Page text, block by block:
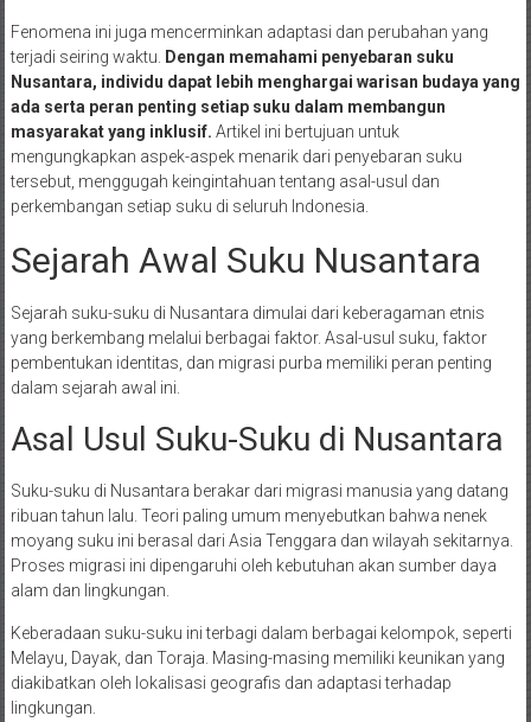
Fenomena ini juga mencerminkan adaptasi dan perubahan yang
terjadi seiring waktu. Dengan memahami penyebaran suku
Nusantara, individu dapat lebih menghargai warisan budaya yang
ada serta peran penting setiap suku dalam membangun
masyarakat yang inklusif. Artikel ini bertujuan untuk
mengungkapkan aspek-aspek menarik dari penyebaran suku
tersebut, menggugah keingintahuan tentang asal-usul dan
perkembangan setiap suku di seluruh Indonesia.
Sejarah Awal Suku Nusantara
Sejarah suku-suku di Nusantara dimulai dari keberagaman etnis
yang berkembang melalui berbagai faktor. Asal-usul suku, faktor
pembentukan identitas, dan migrasi purba memiliki peran penting
dalam sejarah awal ini.
Asal Usul Suku-Suku di Nusantara
Suku-suku di Nusantara berakar dari migrasi manusia yang datang
ribuan tahun lalu. Teori paling umum menyebutkan bahwa nenek
moyang suku ini berasal dari Asia Tenggara dan wilayah sekitarnya.
Proses migrasi ini dipengaruhi oleh kebutuhan akan sumber daya
alam dan lingkungan.
Keberadaan suku-suku ini terbagi dalam berbagai kelompok, seperti
Melayu, Dayak, dan Toraja. Masing-masing memiliki keunikan yang
diakibatkan oleh lokalisasi geografis dan adaptasi terhadap
lingkungan.